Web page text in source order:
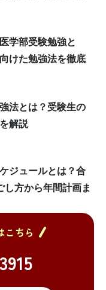
学部受験勉強と
けた勉強法を徹底
法とは？受験生の
解説
ジュールとは？合
し方から年間計画ま
こちら